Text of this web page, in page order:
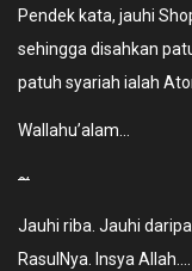
Pendek kata, jauhi
sehingga disahkan
patuh syariah ialah
Wallahu’alam…
~
Jauhi riba. Jauhi
RasulNya. Insya